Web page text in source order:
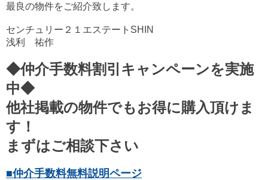
最良の物件をご紹介致します。
センチュリー２１エステートSHIN
浅利 祐作
◆仲介手数料割引キャンペーンを実施
中◆
他社掲載の物件でもお得に購入頂けま
す！
まずはご相談下さい
■仲介手数料無料説明ページ